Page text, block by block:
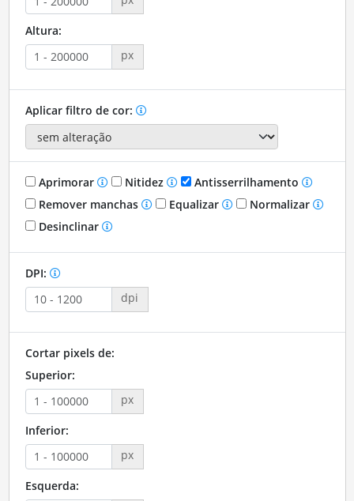
Altura:
px
Aplicar filtro de cor:
Aprimorar Nitidez
Antisserrilhamento
Remover manchas
Equalizar
Normalizar
Desinclinar
DPI:
dpi
Cortar pixels de:
Superior:
px
Inferior:
px
Esquerda: